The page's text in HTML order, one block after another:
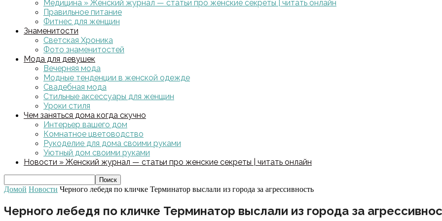
Медицина » Женский журнал — статьи про женские секреты | читать онлайн
Правильное питание
Фитнес для женщин
Знаменитости
Светская Хроника
Фото знаменитостей
Мода для девушек
Вечерняя мода
Модные тенденции в женской одежде
Свадебная мода
Стильные аксессуары для женщин
Уроки стиля
Чем заняться дома когда скучно
Интерьер вашего дом
Комнатное цветоводство
Рукоделие для дома своими руками
Уютный дом своими руками
Новости » Женский журнал — статьи про женские секреты | читать онлайн
Домой Новости Черного лебедя по кличке Терминатор выслали из города за агрессивность
Черного лебедя по кличке Терминатор выслали из города за